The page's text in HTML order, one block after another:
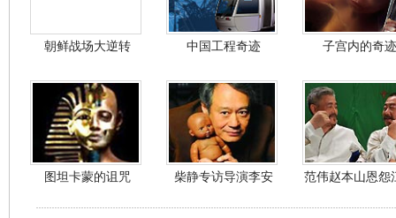
朝鲜战场大逆转 中国工程奇迹 子宫内的奇迹
图坦卡蒙的诅咒 柴静专访导演李安 范伟赵本山恩怨